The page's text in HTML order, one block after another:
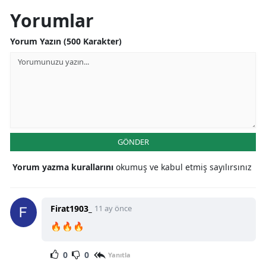
Yorumlar
Yorum Yazın (500 Karakter)
GÖNDER
Yorum yazma kurallarını okumuş ve kabul etmiş sayılırsınız
Firat1903_ 11 ay önce
🔥🔥🔥
0 0 Yanıtla